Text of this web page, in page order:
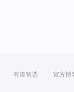
有道智选 官方博